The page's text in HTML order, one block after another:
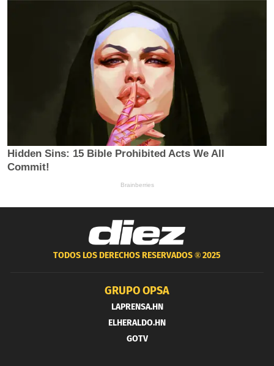
TODOS LOS DERECHOS RESERVADOS ®2025
GRUPO OPSA
LAPRENSA.HN
ELHERALDO.HN
GOTV